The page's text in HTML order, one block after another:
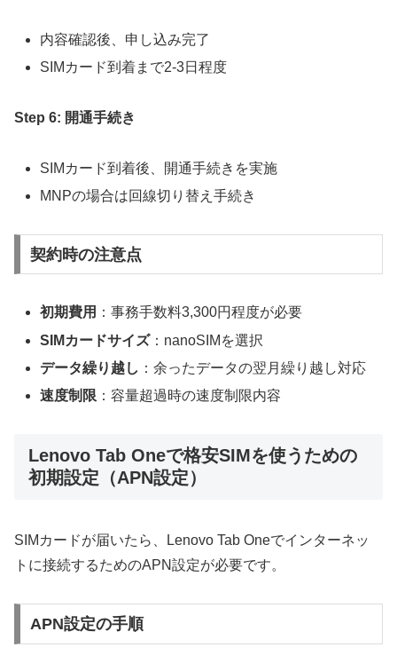
内容確認後、申し込み完了
SIMカード到着まで2-3日程度
Step 6: 開通手続き
SIMカード到着後、開通手続きを実施
MNPの場合は回線切り替え手続き
契約時の注意点
初期費用 ：事務手数料3,300円程度が必要
SIMカードサイズ：nanoSIMを選択
データ繰り越し ：余ったデータの翌月繰り越し対応
速度制限 ：容量超過時の速度制限内容
Lenovo Tab Oneで格安SIMを使うための
初期設定（APN設定）
SIMカードが届いたら、Lenovo Tab Oneでインターネッ
トに接続するためのAPN設定が必要です。
APN設定の手順